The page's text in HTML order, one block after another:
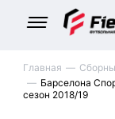
Главная
Барселона
сезон 2018/19